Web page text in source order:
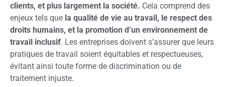
clients, et plus largement la société. Cela comprend des
enjeux tels que la qualité de vie au travail, le respect des
droits humains, et la promotion d’un environnement de
travail inclusif. Les entreprises doivent s’assurer que leurs
pratiques de travail soient équitables et respectueuses,
évitant ainsi toute forme de discrimination ou de
traitement injuste.